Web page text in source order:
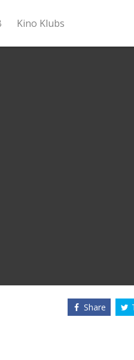
Kino Klubs
Share